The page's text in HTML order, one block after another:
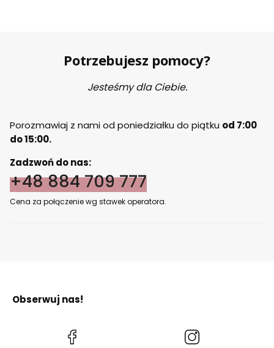
Potrzebujesz pomocy?
Jesteśmy dla Ciebie.
Porozmawiaj z nami od poniedziałku do piątku od 7:00
do 15:00.
Zadzwoń do nas:
+48 884 709 777
Cena za połączenie wg stawek operatora.
Obserwuj nas!
(Otwiera